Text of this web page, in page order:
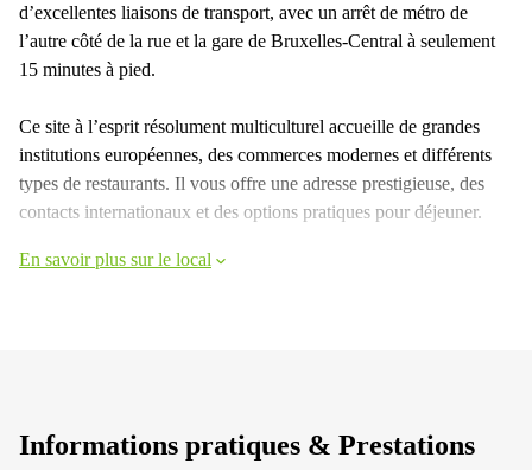
d’excellentes liaisons de transport, avec un arrêt de métro de
l’autre côté de la rue et la gare de Bruxelles-Central à seulement
15 minutes à pied.
Ce site à l’esprit résolument multiculturel accueille de grandes
institutions européennes, des commerces modernes et différents
types de restaurants. Il vous offre une adresse prestigieuse, des
contacts internationaux et des options pratiques pour déjeuner.
En savoir plus sur le local
Informations pratiques & Prestations